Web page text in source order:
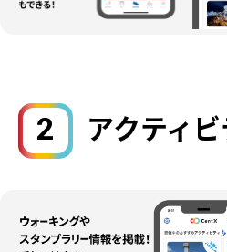
2 アクティビ